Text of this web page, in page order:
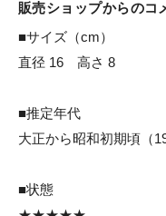
販売ショップからのコ
■サイズ（cm）
直径 16　高さ 8
■推定年代
大正から昭和初期頃（
■状態